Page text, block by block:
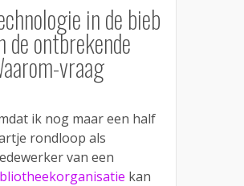
in de bieb
de ontbrekende
vraag
ik nog maar een half
rondloop als
van een
kan